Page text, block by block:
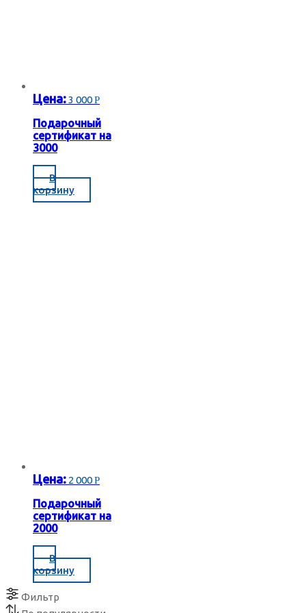
Цена:3 000Р
Подарочный
сертификат на
3000
В
корзину
Цена: 2 000Р
Подарочный
сертификат на
2000
В
корзину
Фильтр